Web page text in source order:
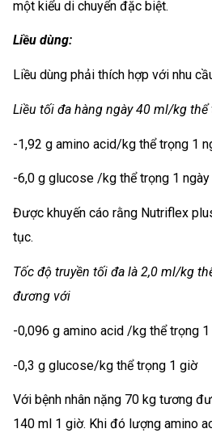
một kiểu di chuyển đặc biệt.
Liều dùng:
Liều dùng phải thích hợp với nhu
Liều tối đa hàng ngày 40 ml/kg
-1,92 g amino acid/kg thể trọng 1
-6,0 g glucose /kg thể trọng 1 ngày
Được khuyến cáo rằng Nutriflex
tục.
Tốc độ truyền tối đa là 2,0 ml/kg
đương với
-0,096 g amino acid /kg thể trọng
-0,3 g glucose/kg thể trọng 1 giờ
Với bệnh nhân nặng 70 kg tương
140 ml 1 giờ. Khi đó lượng amino